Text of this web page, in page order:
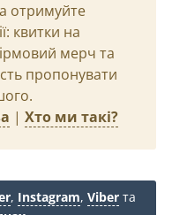
отримуйте
квитки на
мерч та
пропонувати
| Хто ми такі?
, Instagram, Viber та